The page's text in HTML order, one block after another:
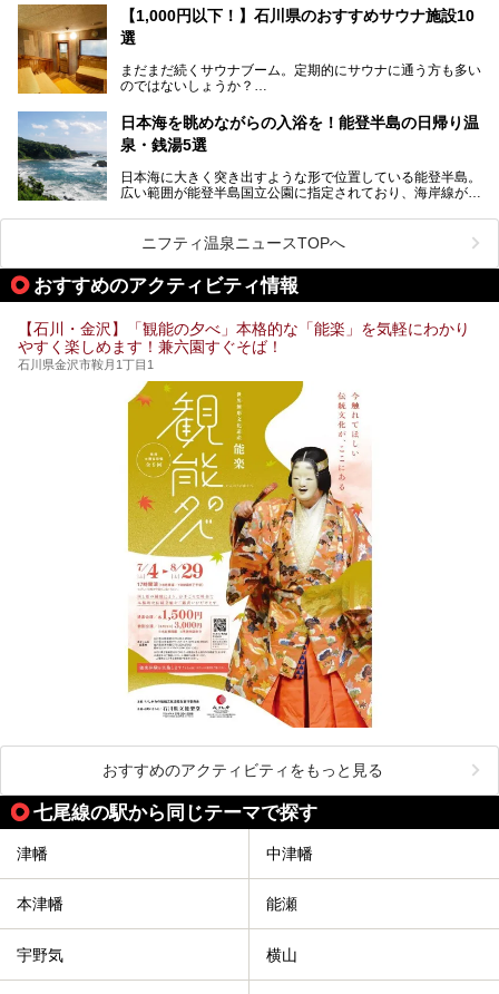
「加賀温泉郷フェス 2017」が石川県・山代温泉の瑠璃光を
全館貸し切って開催！
れちゃう！なんということでしょう！！
ア。国内でも特に人気の観光地の1つです。北陸新幹線で東
京から約2時間30分と、首都圏からアクセスしやすい立地も
魅力ですね。
り、観光に加えて温泉もぜひ楽しみたいところ。金沢エリア
でおすすめのスーパー銭湯をご紹介します。
【1,000円以下！】石川県のおすすめサウナ施設10
選
まだまだ続くサウナブーム。定期的にサウナに通う方も多い
のではないしょうか？
今回はそんなサウナによく行く人もこれから楽しむ人も格安
で楽しめるサウナを紹介します。
など、種類豊富ですよ。
日本海を眺めながらの入浴を！能登半島の日帰り温
泉・銭湯5選
日本海に大きく突き出すような形で位置している能登半島。
広い範囲が能登半島国立公園に指定されており、海岸線が作
車で行くのがオススメですが、ドライブの際にぜひ一緒に楽
しんでいただきたいのが温泉です。絶景を眺めながらつかる
温泉は最高ですよ！ 今回はそんな能登の温泉を5つご紹介
します。
ニフティ温泉ニュースTOPへ
おすすめのアクティビティ情報
【石川・金沢】「観能の夕べ」本格的な「能楽」を気軽にわかり
やすく楽しめます！兼六園すぐそば！
石川県金沢市鞍月1丁目1
おすすめのアクティビティをもっと見る
七尾線の駅から同じテーマで探す
津幡 中津幡
本津幡 能瀬
宇野気 横山